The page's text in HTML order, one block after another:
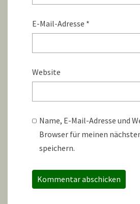
E-Mail-Adresse *
Website
Name, E-Mail-Adresse und
Browser für meinen
speichern.